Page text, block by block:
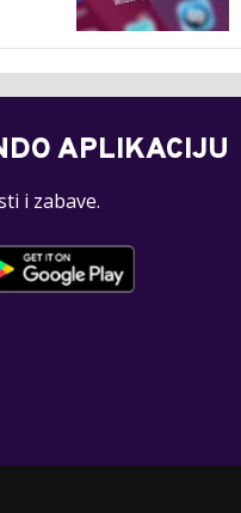
APLIKACIJU
i zabave.